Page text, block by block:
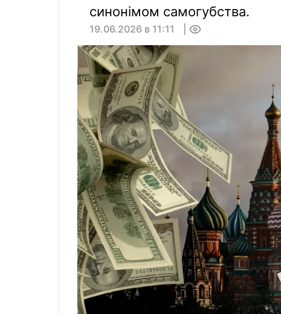
синонімом самогубства.
19.06.2026 в 11:11